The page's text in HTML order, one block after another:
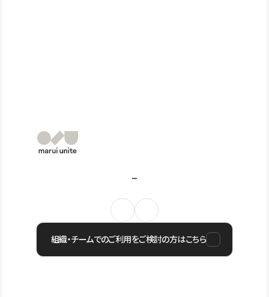
組織・チームでのご利用をご検討の方はこちら